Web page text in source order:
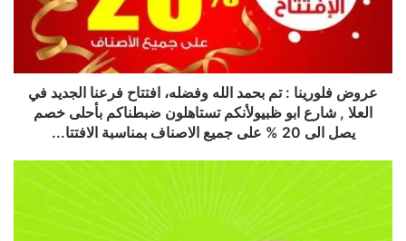
عروض فلورينا : تم بحمد الله وفضله، ‏افتتاح فرعنا الجديد في
العلا , شارع ابو ظبي‏ولأنكم تستاهلون ضبطناكم بأحلى خصم
يصل الى 20 % على جميع الاصناف بمناسبة الافتتا...